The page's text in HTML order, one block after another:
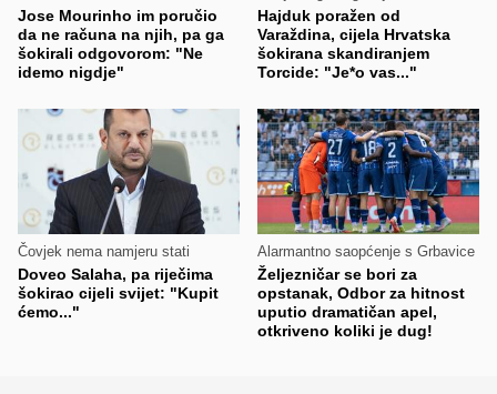
Jose Mourinho im poručio
da ne računa na njih, pa ga
šokirali odgovorom: "Ne
idemo nigdje"
Hajduk poražen od
Varaždina, cijela Hrvatska
šokirana skandiranjem
Torcide: "Je*o vas..."
Čovjek nema namjeru stati
Doveo Salaha, pa riječima
šokirao cijeli svijet: "Kupit
ćemo..."
Alarmantno saopćenje s Grbavice
Željezničar se bori za
opstanak, Odbor za hitnost
uputio dramatičan apel,
otkriveno koliki je dug!